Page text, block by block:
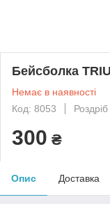
Бейсболка
Немає в наявності
Код: 8053
Роздріб
300 ₴
Опис Доставка